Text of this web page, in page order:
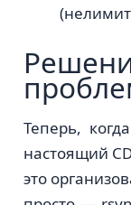
Теперь,
настоящий
это